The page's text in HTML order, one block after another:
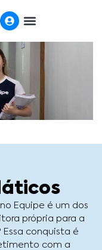
Equipe é um dos
própria para a
conquista é
com a